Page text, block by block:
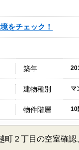
をチェック！
築年
建物種別 マ
物件階層 10
２丁目の空室確